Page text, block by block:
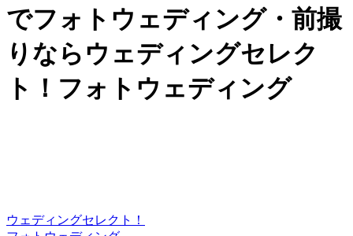
でフォトウェディング・前撮
りならウェディングセレク
ト！フォトウェディング
ウェディングセレクト！